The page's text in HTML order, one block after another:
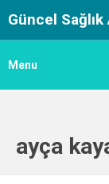
Güncel
Menu
ayça